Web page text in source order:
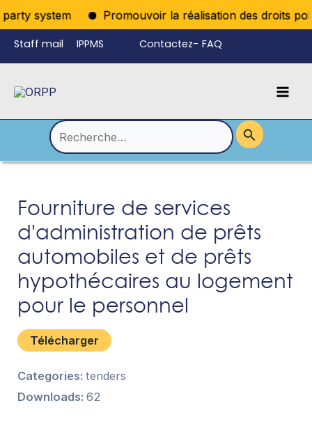
system Promouvoir la réalisation des droits
Aller
au
contenu
Staff mail IPPMS Contactez- FAQ
Rechercher :
Fourniture de services
d'administration de prêts
automobiles et de prêts
hypothécaires au logement
pour le personnel
Télécharger
Categories:tenders
Downloads:62